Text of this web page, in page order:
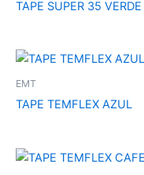
TAPE SUPER 35
EMT
TAPE TEMFLEX AZUL
a